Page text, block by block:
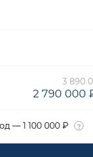
3 890
2 790 000
— 1 100 000 ₽